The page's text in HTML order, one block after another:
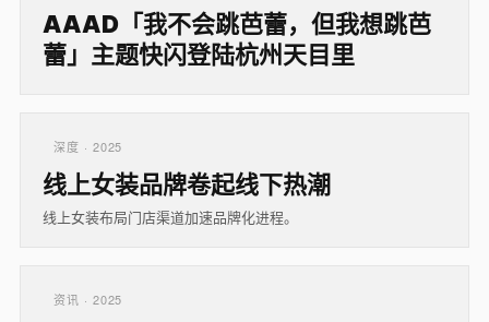
AAAD「我不会跳芭蕾，但我想跳芭
蕾」主题快闪登陆杭州天目里
深度 · 2025
线上女装品牌卷起线下热潮
线上女装布局门店渠道加速品牌化进程。
资讯 · 2025